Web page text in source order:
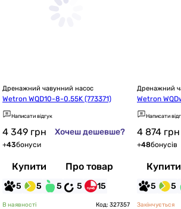
Дренажний чавунний насос
Wetron WQD10-8-0.55K (773371)
Написати відгук
4 349 грн Хочеш дешевше?
+43бонуси
Купити Про товар
5 5 5 5 15
Дренажний
Wetron
Написати
4 874 грн
+48бонусів
Купити
5 5
В наявності Код: 327357 Закінчується